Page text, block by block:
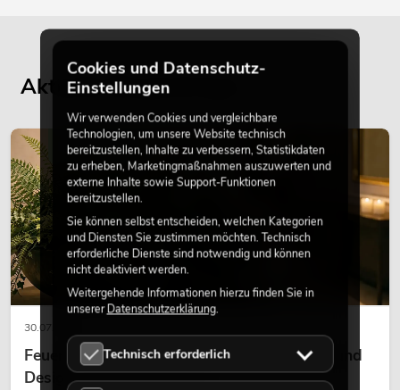
Aktuelle Blogbeiträge
30.07.2026
Feuerhemmende Kunstpflanzen: Sicherheit und
Design perfekt kombiniert
DEKORATION
Cookies und Datenschutz-
Einstellungen
Wir verwenden Cookies und vergleichbare
Technologien, um unsere Website technisch
bereitzustellen, Inhalte zu verbessern, Statistikdaten
zu erheben, Marketingmaßnahmen auszuwerten und
externe Inhalte sowie Support-Funktionen
bereitzustellen.
Sie können selbst entscheiden, welchen Kategorien
und Diensten Sie zustimmen möchten. Technisch
erforderliche Dienste sind notwendig und können
nicht deaktiviert werden.
Weitergehende Informationen hierzu finden Sie in
unsererDatenschutzerklärung.
Technisch erforderlich